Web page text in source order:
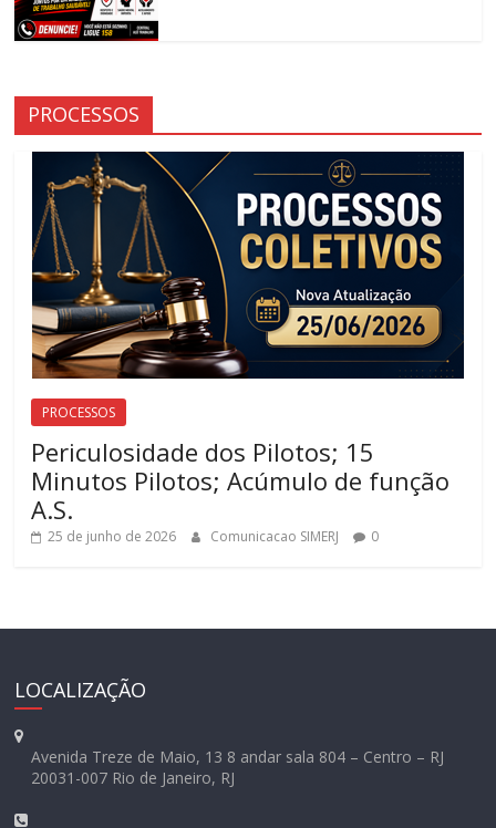
PROCESSOS
PROCESSOS
Periculosidade dos Pilotos; 15
Minutos Pilotos; Acúmulo de função
A.S.
25 de junho de 2026 Comunicacao SIMERJ 0
LOCALIZAÇÃO
Avenida Treze de Maio, 13 8 andar sala 804 – Centro – RJ
20031-007 Rio de Janeiro, RJ